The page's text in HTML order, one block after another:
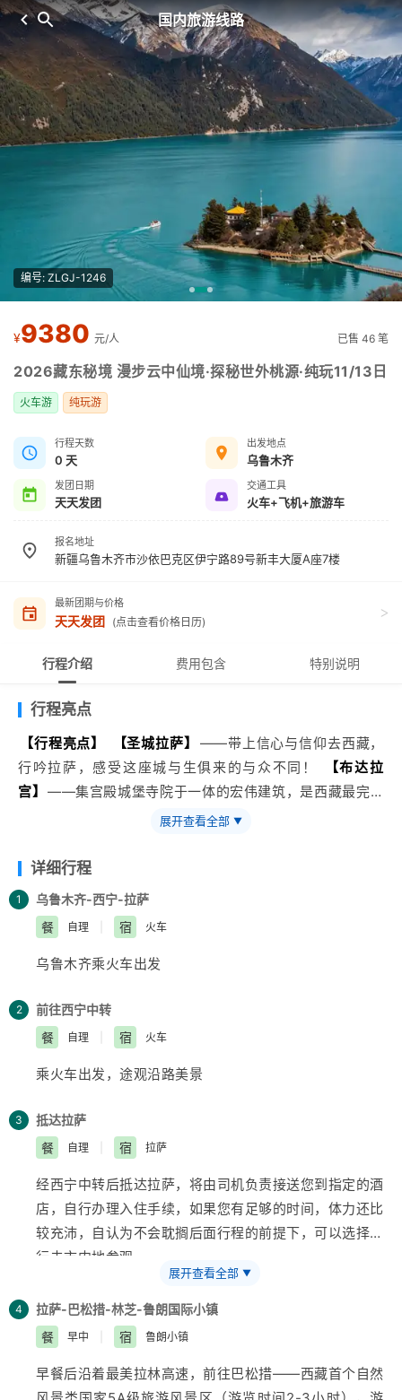
国内旅游线路
编号: ZLGJ-1246
¥9380 元/人 已售 46 笔
2026藏东秘境 漫步云中仙境·探秘世外桃源·纯玩11/13日
火车游 纯玩游
行程天数
0 天
出发地点
乌鲁木齐
发团日期
天天发团
交通工具
火车+飞机+旅游车
报名地址
新疆乌鲁木齐市沙依巴克区伊宁路89号新丰大厦A座7楼
最新团期与价格
天天发团 (点击查看价格日历)
>
行程介绍 费用包含 特别说明
行程亮点
【行程亮点】 【圣城拉萨】
——带上信心与信仰去西藏，
行吟拉萨，感受这座城与生俱来的与众不同！
【布达拉
宫】
——集宫殿城堡寺院于一体的宏伟建筑，是西藏最完整
【巴松措】——西藏首个自然风景类
居住的地方
乌湖】
——静谧然乌，它的静和蓝远近闻名！
墨脱】
——隐藏的莲花、云里雾里，雪山之下，被称为“中
国最后一个世外桃源”。
最长的河流峡谷，地球上“最后的秘境”，“最美的伤痕”！
“藏地最美村庄”的地方！
用“长矛直刺苍穹”形容它，尤其它的日落金山，气吞山河
氧气1瓶/人
展开查看全部 ▼
详细行程
1
乌鲁木齐-西宁-拉萨
餐
自理 宿 火车
乌鲁木齐乘火车出发
2
前往西宁中转
餐
自理 宿 火车
乘火车出发，途观沿路美景
3
抵达拉萨
餐
自理 宿 拉萨
经西宁中转后抵达拉萨，将由司机负责接送您到指定的酒
店，自行办理入住手续，如果您有足够的时间，体力还比
较充沛，自认为不会耽搁后面行程的前提下，可以选择自
行去市内地参观。
圣城拉萨：拉萨是一座有着1300多年历史的古城，作为
西藏的政治、经济、文化、宗教中心，也是藏族人民心中
的“圣城”。
展开查看全部 ▼
4
拉萨-巴松措-林芝-鲁朗国际小镇
餐
早中 宿 鲁朗小镇
早餐后沿着最美拉林高速，前往巴松措——西藏首个自然